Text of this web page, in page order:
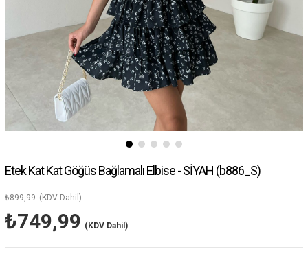
Etek Kat Kat Göğüs Bağlamalı Elbise - SİYAH (b886_S)
₺899,99 (KDV Dahil)
₺749,99 (KDV Dahil)